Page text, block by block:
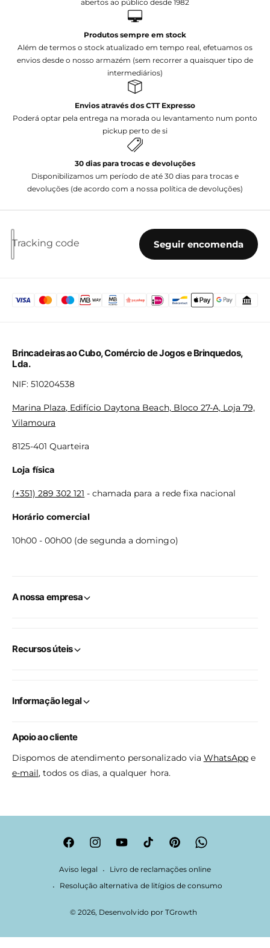
abertos ao público desde 1982
Produtos sempre em stock
Além de termos o stock atualizado em tempo real, efetuamos os
envios desde o nosso armazém (sem recorrer a quaisquer tipo de
intermediários)
Envios através dos CTT Expresso
Poderá optar pela entrega na morada ou levantamento num ponto
pickup perto de si
30 dias para trocas e devoluções
Disponibilizamos um período de até 30 dias para trocas e
devoluções (de acordo com a nossa política de devoluções)
Tracking code Seguir encomenda
Brincadeiras ao Cubo, Comércio de Jogos e Brinquedos,
Lda.
NIF: 510204538
Marina Plaza, Edifício Daytona Beach, Bloco 27-A, Loja 79,
Vilamoura
8125-401 Quarteira
Loja física
(+351) 289 302 121 - chamada para a rede fixa nacional
Horário comercial
10h00 - 00h00 (de segunda a domingo)
A nossa empresa
Recursos úteis
Informação legal
Apoio ao cliente
Dispomos de atendimento personalizado via WhatsAppe
e-mail, todos os dias, a qualquer hora.
© 2026, Desenvolvido por TGrowth
Aviso legal
Livro de reclamações online
Resolução alternativa de litígios de consumo
F
a
c
I
n
s
a
Y
o
u
u
T
i
k
o
P
i
n
e
W
h
a
s